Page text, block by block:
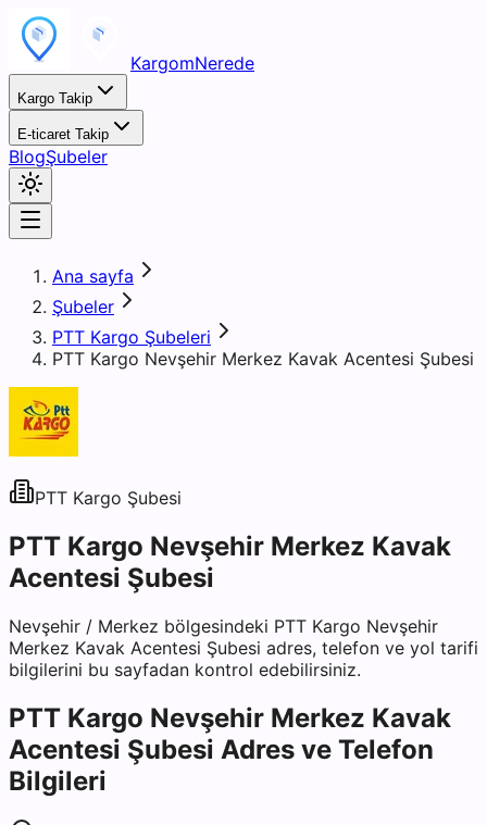
KargomNerede
Kargo Takip
E-ticaret Takip
BlogŞubeler
Ana sayfa
Şubeler
PTT Kargo Şubeleri
PTT Kargo Nevşehir Merkez Kavak Acentesi Şubesi
PTT Kargo Şubesi
PTT Kargo Nevşehir Merkez Kavak
Acentesi Şubesi
Nevşehir / Merkez bölgesindeki PTT Kargo Nevşehir
Merkez Kavak Acentesi Şubesi adres, telefon ve yol tarifi
bilgilerini bu sayfadan kontrol edebilirsiniz.
PTT Kargo Nevşehir Merkez Kavak
Acentesi Şubesi Adres ve Telefon
Bilgileri